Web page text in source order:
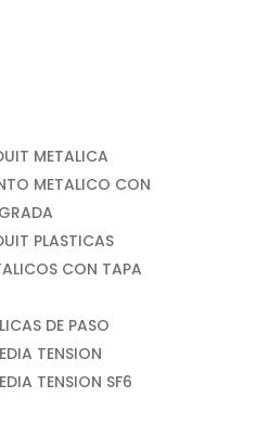
METALICA
METALICO CON
PLASTICAS
CON TAPA
DE PASO
TENSION
TENSION SF6